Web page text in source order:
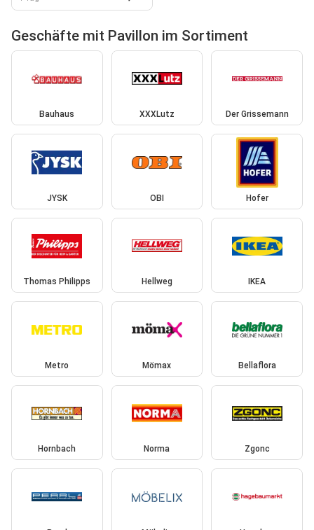
Geschäfte mit Pavillon im Sortiment
Bauhaus XXXLutz Der Grissemann
JYSK OBI Hofer
Thomas Philipps Hellweg IKEA
Metro Mömax Bellaflora
Hornbach Norma Zgonc